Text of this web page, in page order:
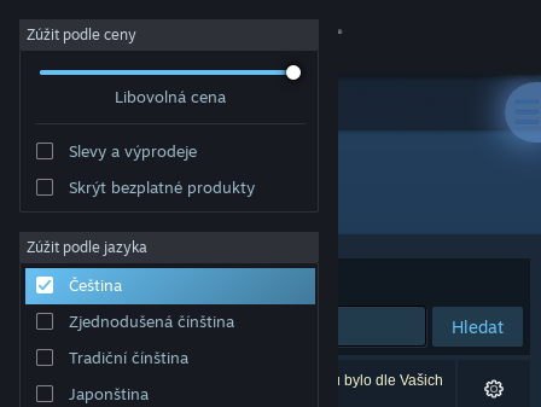
Přihlásit se
Komunita
Informace
Podpora
Změnit jazyk
Zúžit podle ceny
Libovolná cena
Slevy a výprodeje
Skrýt bezplatné produkty
Zúžit podle jazyka
Čeština
Zjednodušená čínština
Tradiční čínština
Japonština
Vývojář: lidlocks
Seřadit podle
Hledat
Vašemu zadání odpovídá 2 výsledků. 2 produktů bylo dle Vašich
předvoleb vyloučeno z výsledků vyhledávání.